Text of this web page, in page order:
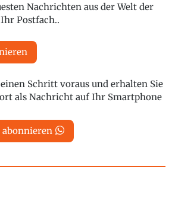
Nachrichten aus der Welt der
Postfach..
Schritt voraus und erhalten Sie
als Nachricht auf Ihr Smartphone